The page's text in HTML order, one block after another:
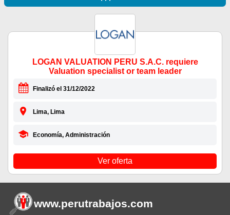
LOGAN VALUATION PERU S.A.C. requiere
Valuation specialist or team leader
Finalizó el 31/12/2022
Lima, Lima
Economía, Administración
Ver oferta
www.perutrabajos.com